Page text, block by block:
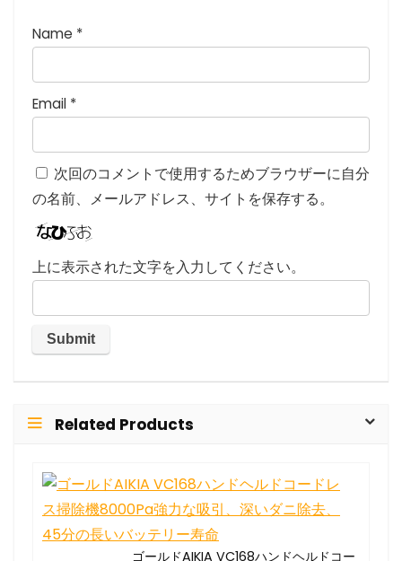
Name *
Email *
次回のコメントで使用するためブラウザーに自分
の名前、メールアドレス、サイトを保存する。
上に表示された文字を入力してください。
Related Products
ゴールドAIKIA VC168ハンドヘルドコー